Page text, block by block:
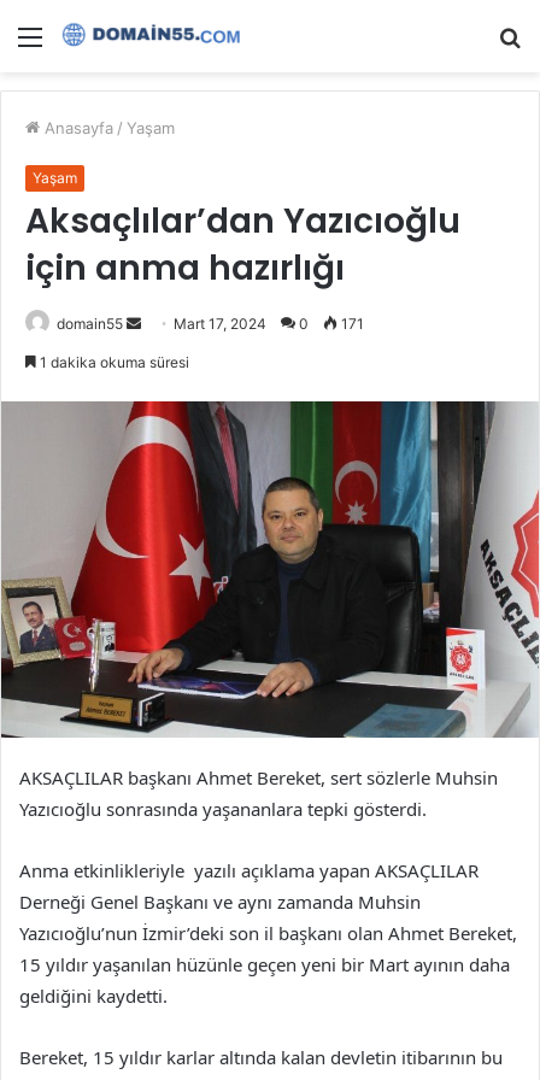
Menü
Anasayfa / Yaşam
Yaşam
Aksaçlılar’dan Yazıcıoğlu
için anma hazırlığı
domain55
Bir
göndermek
Mart 17, 2024 0 171
1 dakika okuma süresi
AKSAÇLILAR başkanı Ahmet Bereket, sert sözlerle Muhsin
Yazıcıoğlu sonrasında yaşananlara tepki gösterdi.
Anma etkinlikleriyle yazılı açıklama yapan AKSAÇLILAR
Derneği Genel Başkanı ve aynı zamanda Muhsin
Yazıcıoğlu’nun İzmir’deki son il başkanı olan Ahmet Bereket,
15 yıldır yaşanılan hüzünle geçen yeni bir Mart ayının daha
geldiğini kaydetti.
Bereket, 15 yıldır karlar altında kalan devletin itibarının bu